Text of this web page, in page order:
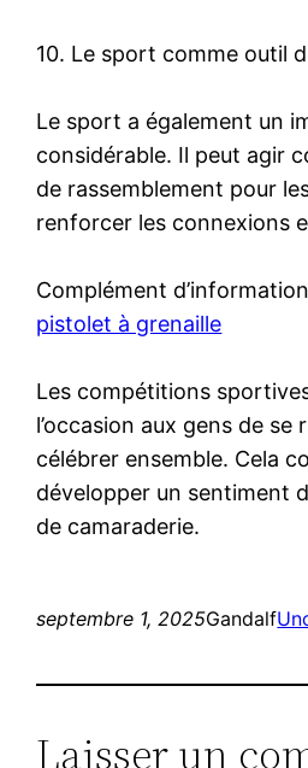
10. Le sport comme outil
Le sport a également un
considérable. Il peut agir
de rassemblement pour
renforcer les connexions
Complément
pistolet à grenaille
Les compétitions
l’occasion aux gens de se
célébrer ensemble. Cela
développer un sentiment
de camaraderie.
septembre 1, 2025Gandalf
Laisser un